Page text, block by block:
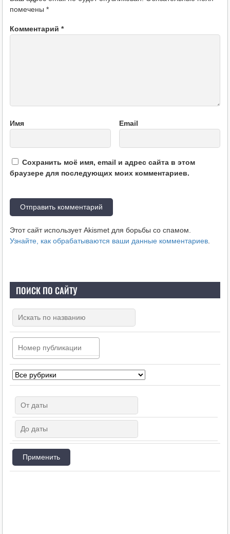
помечены *
Комментарий *
Имя Email
Сохранить моё имя, email и адрес сайта в этом
браузере для последующих моих комментариев.
Этот сайт использует Akismet для борьбы со спамом.
Узнайте, как обрабатываются ваши данные комментариев.
ПОИСК ПО САЙТУ